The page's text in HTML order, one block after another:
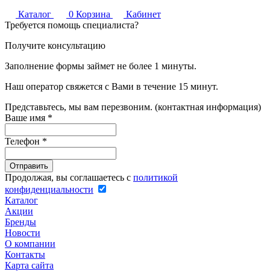
Каталог 0 Корзина
Кабинет
Требуется помощь специалиста?
Получите консультацию
Заполнение формы займет не более 1 минуты.
Наш оператор свяжется с Вами в течение 15 минут.
Представьтесь, мы вам перезвоним. (контактная информация)
Ваше имя *
Телефон *
Продолжая, вы соглашаетесь с политикой
конфиденциальности
Каталог
Акции
Бренды
Новости
О компании
Контакты
Карта сайта